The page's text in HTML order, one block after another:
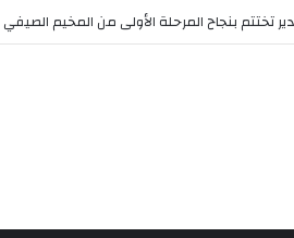
بنجاح المرحلة الأولى من المخيم الصيفي